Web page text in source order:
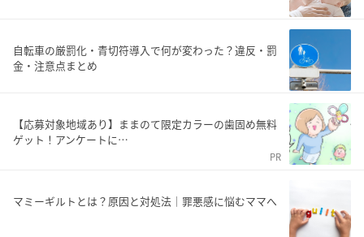
自転車の厳罰化・青切符導入で何が変わった？違反・罰
金・注意点まとめ
【応募対象地域あり】ままのて限定カラーの歯固め無料
ゲット！アンケートに…
PR
マミーギルトとは？原因と対処法｜罪悪感に悩むママへ